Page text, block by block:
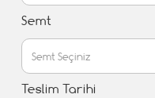
Semt
Teslim Tarihi